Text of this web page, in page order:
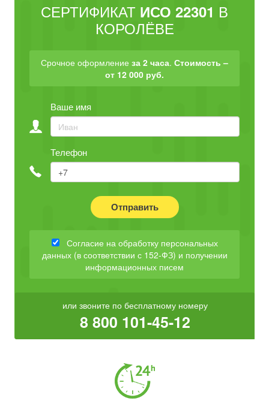
СЕРТИФИКАТ ИСО 22301 В
КОРОЛЁВЕ
Срочное оформление за 2 часа. Стоимость –
от 12 000 руб.
Ваше имя
Телефон
Отправить
Согласие на обработку персональных
данных (в соответствии с 152-ФЗ) и получении
информационных писем
или звоните по бесплатному номеру
8 800 101-45-12